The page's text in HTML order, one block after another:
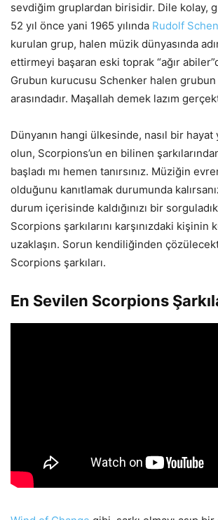
sevdiğim gruplardan birisidir. Dile kolay,
52 yıl önce yani 1965 yılında Rudolf
kurulan grup, halen müzik dünyasında
ettirmeyi başaran eski toprak “ağır
Grubun kurucusu Schenker halen
arasındadır. Maşallah demek lazım
Dünyanın hangi ülkesinde, nasıl bir hayat
olun, Scorpions’un en bilinen
başladı mı hemen tanırsınız. Müziğin
olduğunu kanıtlamak durumunda
durum içerisinde kaldığınızı bir
Scorpions şarkılarını karşınızdaki kişinin
uzaklaşın. Sorun kendiliğinden
Scorpions şarkıları.
En Sevilen Scorpions